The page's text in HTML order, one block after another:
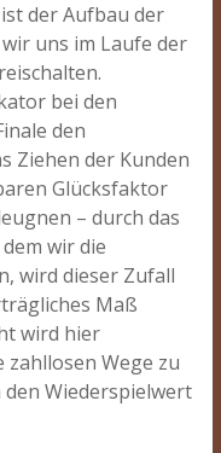
der Aufbau der
uns im Laufe der
bei den
den
Ziehen der Kunden
Glücksfaktor
– durch das
wir die
wird dieser Zufall
Maß
wird hier
zahllosen Wege zu
Wiederspielwert